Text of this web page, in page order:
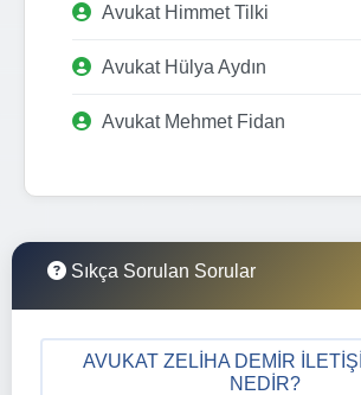
Avukat Himmet Tilki
Avukat Hülya Aydın
Avukat Mehmet Fidan
Sıkça Sorulan Sorular
AVUKAT ZELIHA DEMIR
NEDIR?